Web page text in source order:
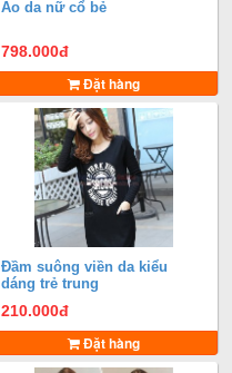
Áo da nữ cổ bẻ
798.000đ
Đặt hàng
Đầm suông viền da kiểu
dáng trẻ trung
210.000đ
Đặt hàng